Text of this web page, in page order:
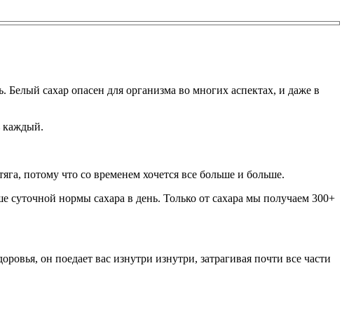
Белый сахар опасен для организма во многих аспектах, и даже в
каждый.
потому что со временем хочется все больше и больше.
суточной нормы сахара в день. Только от сахара мы получаем 300+
он поедает вас изнутри изнутри, затрагивая почти все части